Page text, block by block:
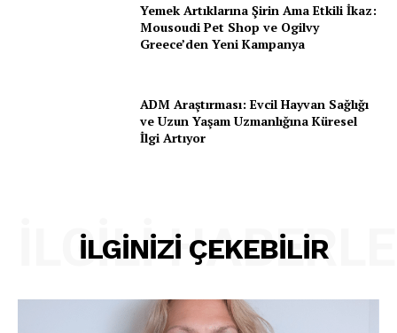
Yemek Artıklarına Şirin Ama Etkili İkaz:
Mousoudi Pet Shop ve Ogilvy
Greece’den Yeni Kampanya
ADM Araştırması: Evcil Hayvan Sağlığı
ve Uzun Yaşam Uzmanlığına Küresel
İlgi Artıyor
İLGINIZI ÇEKEBILIR
İLGILI